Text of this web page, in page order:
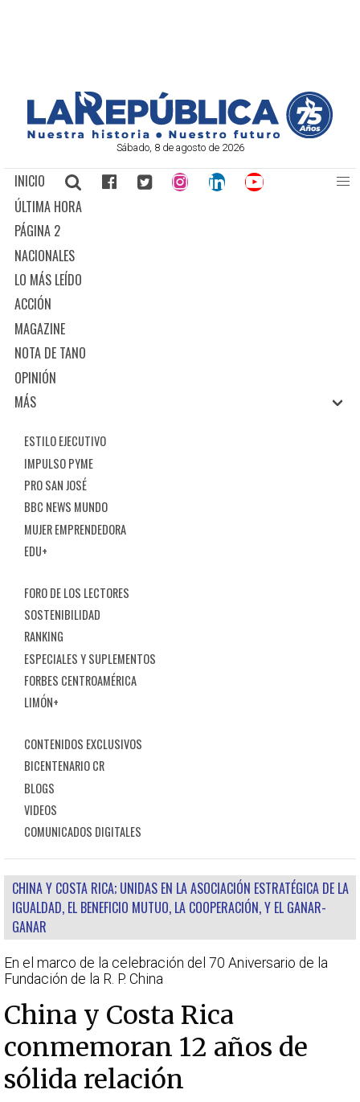
Sábado, 8 de agosto de 2026
INICIO
ÚLTIMA HORA
PÁGINA 2
NACIONALES
LO MÁS LEÍDO
ACCIÓN
MAGAZINE
NOTA DE TANO
OPINIÓN
MÁS
ESTILO EJECUTIVO
IMPULSO PYME
PRO SAN JOSÉ
BBC NEWS MUNDO
MUJER EMPRENDEDORA
EDU+
FORO DE LOS LECTORES
SOSTENIBILIDAD
RANKING
ESPECIALES Y SUPLEMENTOS
FORBES CENTROAMÉRICA
LIMÓN+
CONTENIDOS EXCLUSIVOS
BICENTENARIO CR
BLOGS
VIDEOS
COMUNICADOS DIGITALES
CHINA Y COSTA RICA; UNIDAS EN LA ASOCIACIÓN ESTRATÉGICA DE LA
IGUALDAD, EL BENEFICIO MUTUO, LA COOPERACIÓN, Y EL GANAR-
GANAR
En el marco de la celebración del 70 Aniversario de la
Fundación de la R. P. China
China y Costa Rica
conmemoran 12 años de
sólida relación